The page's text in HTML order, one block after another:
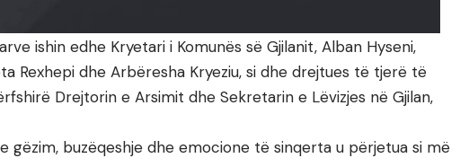
ishin edhe Kryetari i Komunës së Gjilanit, Alban Hyseni,
Rexhepi dhe Arbëresha Kryeziu, si dhe drejtues të tjerë të
Drejtorin e Arsimit dhe Sekretarin e Lëvizjes në Gjilan,
gëzim, buzëqeshje dhe emocione të sinqerta u përjetua si më